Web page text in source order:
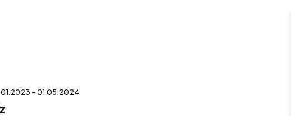
- 01.05.2024